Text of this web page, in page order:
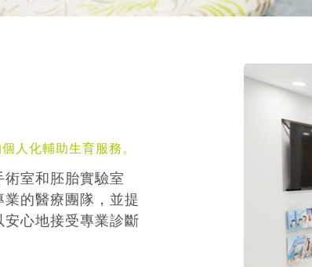
人化輔助生育服務。
室和胚胎實驗室
的醫療團隊，並提
心地接受專業診斷